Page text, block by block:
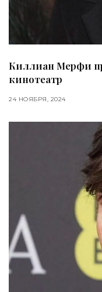
Киллиан Мерфи
кинотеатр
24 НОЯБРЯ, 2024